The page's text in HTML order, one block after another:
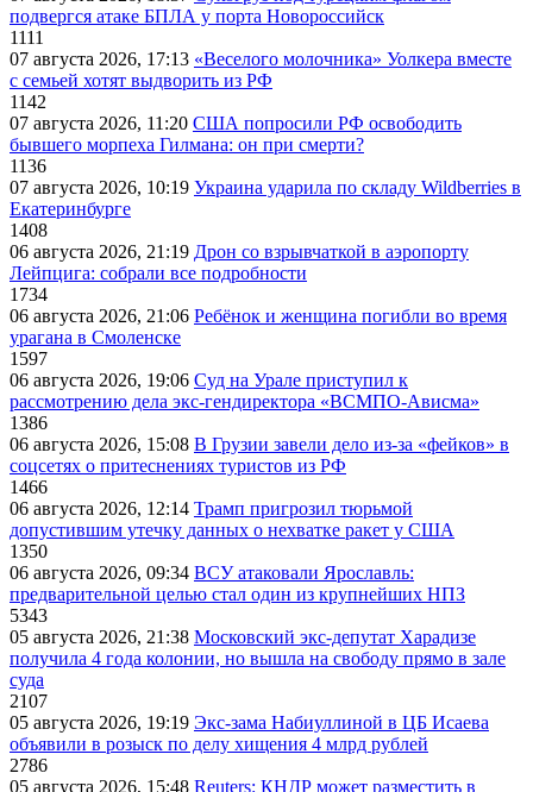
подвергся атаке БПЛА у порта Новороссийск
1111
07 августа 2026, 17:13 «Веселого молочника» Уолкера вместе
с семьей хотят выдворить из РФ
1142
07 августа 2026, 11:20 США попросили РФ освободить
бывшего морпеха Гилмана: он при смерти?
1136
07 августа 2026, 10:19 Украина ударила по складу Wildberries в
Екатеринбурге
1408
06 августа 2026, 21:19 Дрон со взрывчаткой в аэропорту
Лейпцига: собрали все подробности
1734
06 августа 2026, 21:06 Ребёнок и женщина погибли во время
урагана в Смоленске
1597
06 августа 2026, 19:06 Суд на Урале приступил к
рассмотрению дела экс-гендиректора «ВСМПО-Ависма»
1386
06 августа 2026, 15:08 В Грузии завели дело из-за «фейков» в
соцсетях о притеснениях туристов из РФ
1466
06 августа 2026, 12:14 Трамп пригрозил тюрьмой
допустившим утечку данных о нехватке ракет у США
1350
06 августа 2026, 09:34 ВСУ атаковали Ярославль:
предварительной целью стал один из крупнейших НПЗ
5343
05 августа 2026, 21:38 Московский экс-депутат Харадизе
получила 4 года колонии, но вышла на свободу прямо в зале
суда
2107
05 августа 2026, 19:19 Экс-зама Набиуллиной в ЦБ Исаева
объявили в розыск по делу хищения 4 млрд рублей
2786
05 августа 2026, 15:48 Reuters: КНДР может разместить в